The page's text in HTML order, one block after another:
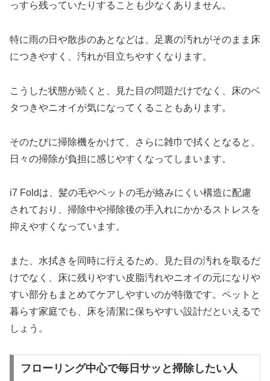
っすら残っていたりすることも少なくありません。
特に雨の日や散歩のあとなどは、足裏の汚れがそのまま床
につきやすく、汚れが目立ちやすくなります。
こうした状態が続くと、見た目の問題だけでなく、床のベ
タつきやニオイが気になってくることもあります。
そのたびに掃除機をかけて、さらに雑巾で拭くとなると、
日々の掃除が負担に感じやすくなってしまいます。
i7 Foldは、髪の毛やペットの毛が絡みにくい構造に配慮
されており、掃除中や掃除後の手入れにかかるストレスを
抑えやすくなっています。
また、水拭きを同時に行えるため、見た目の汚れを取るだ
けでなく、床に残りやすい皮脂汚れやニオイの元になりや
すい部分もまとめてケアしやすいのが特徴です。ペットと
暮らす家庭でも、床を清潔に保ちやすい設計だといえるで
しょう。
フローリング中心で毎日サッと掃除したい人